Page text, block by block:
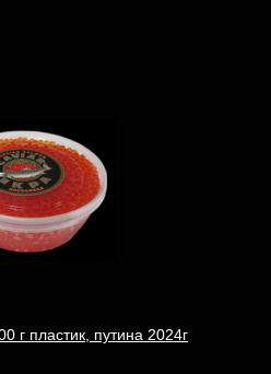
г пластик, путина 2024г